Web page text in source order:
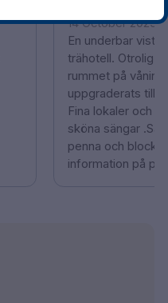
14 October 2025
En underbar
trähotell. Otrolig
rummet på våning
uppgraderats till.
Fina lokaler och
sköna sängar
penna och block
information på